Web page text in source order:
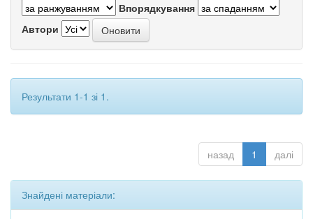
Впорядкування
Автори
Результати 1-1 зі 1.
назад 1 далі
Знайдені матеріали: